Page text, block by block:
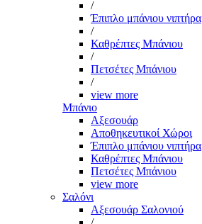
/
Έπιπλο μπάνιου νιπτήρα
/
Καθρέπτες Μπάνιου
/
Πετσέτες Μπάνιου
/
view more
Μπάνιο
Αξεσουάρ
Αποθηκευτικοί Χώροι
Έπιπλο μπάνιου νιπτήρα
Καθρέπτες Μπάνιου
Πετσέτες Μπάνιου
view more
Σαλόνι
Αξεσουάρ Σαλονιού